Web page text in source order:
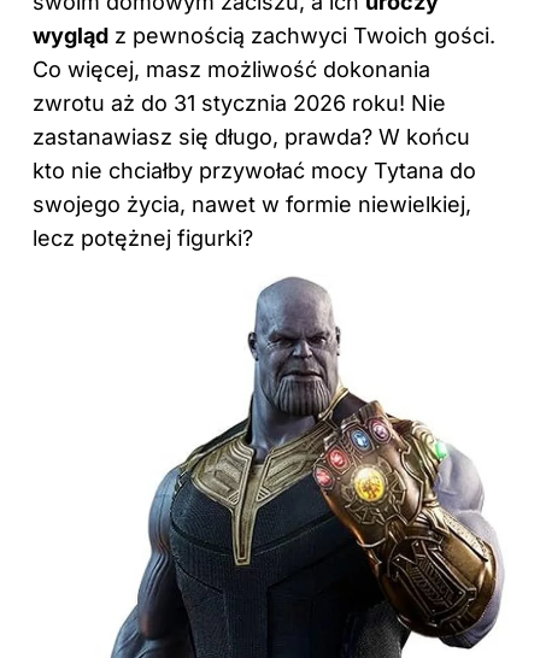
wygląd z pewnością zachwyci Twoich gości.
Co więcej, masz możliwość dokonania
zwrotu aż do 31 stycznia 2026 roku! Nie
zastanawiasz się długo, prawda? W końcu
kto nie chciałby przywołać mocy Tytana do
swojego życia, nawet w formie niewielkiej,
lecz potężnej figurki?